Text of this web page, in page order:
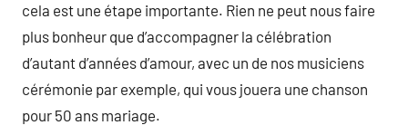
cela est une étape importante. Rien ne peut nous faire
plus bonheur que d’accompagner la célébration
d’autant d’années d’amour, avec un de nos musiciens
cérémonie par exemple, qui vous jouera une chanson
pour 50 ans mariage.